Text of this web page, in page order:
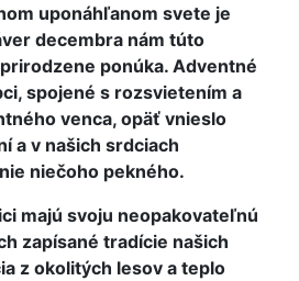
uponáhľanom svete je
decembra nám túto
ponúka. Adventné
spojené s rozsvietením a
venca, opäť vnieslo
a v našich srdciach
niečoho pekného.
majú svoju neopakovateľnú
zapísané tradície našich
z okolitých lesov a teplo